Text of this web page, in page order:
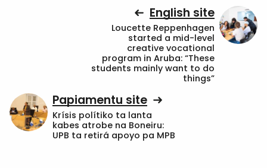
English site
Loucette Reppenhagen
started a mid-level
creative vocational
program in Aruba: “These
students mainly want to do
things”
Papiamentu site
Krísis polítiko ta lanta
kabes atrobe na Boneiru:
UPB ta retirá apoyo pa MPB